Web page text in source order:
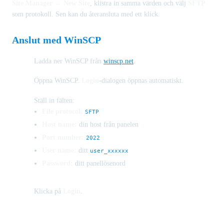
, klistra in samma värden och välj
som protokoll. Sen kan du återansluta med ett klick.
Anslut med WinSCP
Ladda ner WinSCP från winscp.net
Öppna WinSCP. -dialogen öppnas automatiskt.
Ställ in fälten:
SFTP
din host från panelen
2022
ditt user_xxxxxx
ditt panellösenord
Klicka på